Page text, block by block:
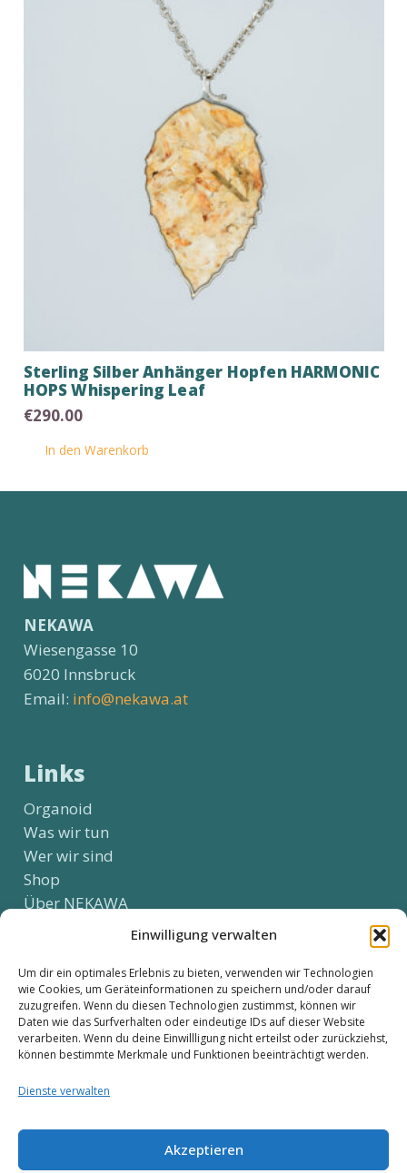
Einwilligung verwalten
Um dir ein optimales Erlebnis zu bieten, verwenden wir Technologien
wie Cookies, um Geräteinformationen zu speichern und/oder darauf
zuzugreifen. Wenn du diesen Technologien zustimmst, können wir
Daten wie das Surfverhalten oder eindeutige IDs auf dieser Website
verarbeiten. Wenn du deine Einwillligung nicht erteilst oder zurückziehst,
können bestimmte Merkmale und Funktionen beeinträchtigt werden.
Dienste verwalten
Akzeptieren
Sterling Silber Anhänger Hopfen HARMONIC
HOPS Whispering Leaf
€290.00
In den Warenkorb
NEKAWA
Wiesengasse 10
6020 Innsbruck
Email: info@nekawa.at
Links
Organoid
Was wir tun
Wer wir sind
Shop
Über NEKAWA
Social Media
Kundenservice
Kundenservice kontaktieren
Widerrufsformular downloaden